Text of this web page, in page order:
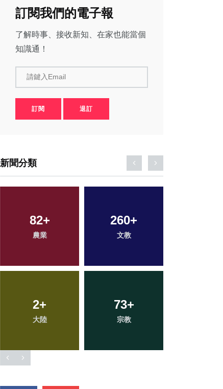
訂閱我們的電子報
了解時事、接收新知、在家也能當個
知識通！
請鍵入Email
訂閱 退訂
新聞分類
82+
農業
260+
文教
2+
大陸
73+
宗教
131+
專欄
424+
社會
233
健康
56+
頭條